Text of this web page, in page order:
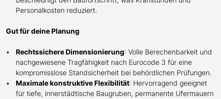
Personalkosten reduziert.
Gut für deine Planung
Rechtssichere Dimensionierung: Volle Berechenbarkeit und
nachgewiesene Tragfähigkeit nach Eurocode 3 für eine
kompromisslose Standsicherheit bei behördlichen Prüfungen.
Maximale konstruktive Flexibilität: Hervorragend geeignet
für tiefe, innerstädtische Baugruben, permanente Ufermauern